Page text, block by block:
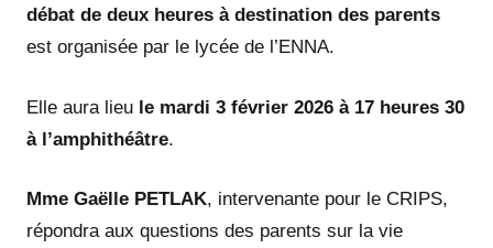
débat de deux heures à destination des parents
est organisée par le lycée de l’ENNA.
Elle aura lieu le mardi 3 février 2026 à 17 heures 30
à l’amphithéâtre.
Mme Gaëlle PETLAK, intervenante pour le CRIPS,
répondra aux questions des parents sur la vie